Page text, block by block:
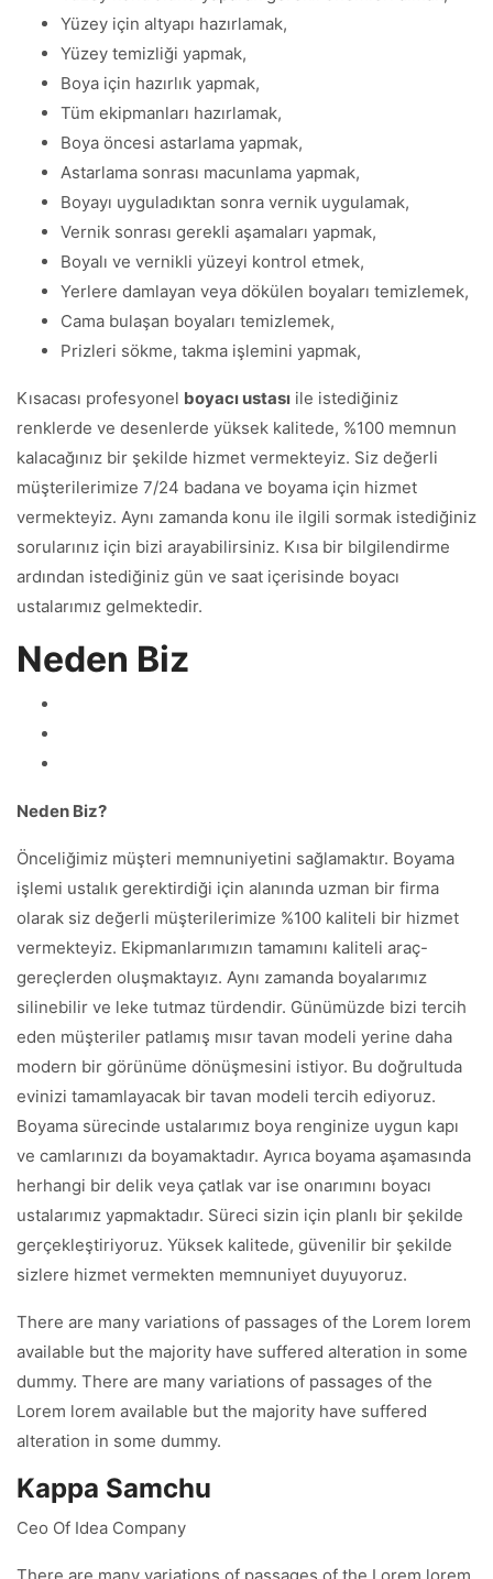
Yüzey için altyapı hazırlamak,
Yüzey temizliği yapmak,
Boya için hazırlık yapmak,
Tüm ekipmanları hazırlamak,
Boya öncesi astarlama yapmak,
Astarlama sonrası macunlama yapmak,
Boyayı uyguladıktan sonra vernik uygulamak,
Vernik sonrası gerekli aşamaları yapmak,
Boyalı ve vernikli yüzeyi kontrol etmek,
Yerlere damlayan veya dökülen boyaları temizlemek,
Cama bulaşan boyaları temizlemek,
Prizleri sökme, takma işlemini yapmak,
Kısacası profesyonel boyacı ustası ile istediğiniz
renklerde ve desenlerde yüksek kalitede, %100 memnun
kalacağınız bir şekilde hizmet vermekteyiz. Siz değerli
müşterilerimize 7/24 badana ve boyama için hizmet
vermekteyiz. Aynı zamanda konu ile ilgili sormak istediğiniz
sorularınız için bizi arayabilirsiniz. Kısa bir bilgilendirme
ardından istediğiniz gün ve saat içerisinde boyacı
ustalarımız gelmektedir.
Neden Biz
Neden Biz?
Önceliğimiz müşteri memnuniyetini sağlamaktır. Boyama
işlemi ustalık gerektirdiği için alanında uzman bir firma
olarak siz değerli müşterilerimize %100 kaliteli bir hizmet
vermekteyiz. Ekipmanlarımızın tamamını kaliteli araç-
gereçlerden oluşmaktayız. Aynı zamanda boyalarımız
silinebilir ve leke tutmaz türdendir. Günümüzde bizi tercih
eden müşteriler patlamış mısır tavan modeli yerine daha
modern bir görünüme dönüşmesini istiyor. Bu doğrultuda
evinizi tamamlayacak bir tavan modeli tercih ediyoruz.
Boyama sürecinde ustalarımız boya renginize uygun kapı
ve camlarınızı da boyamaktadır. Ayrıca boyama aşamasında
herhangi bir delik veya çatlak var ise onarımını boyacı
ustalarımız yapmaktadır. Süreci sizin için planlı bir şekilde
gerçekleştiriyoruz. Yüksek kalitede, güvenilir bir şekilde
sizlere hizmet vermekten memnuniyet duyuyoruz.
There are many variations of passages of the Lorem lorem
available but the majority have suffered alteration in some
dummy. There are many variations of passages of the
Lorem lorem available but the majority have suffered
alteration in some dummy.
Kappa Samchu
Ceo Of Idea Company